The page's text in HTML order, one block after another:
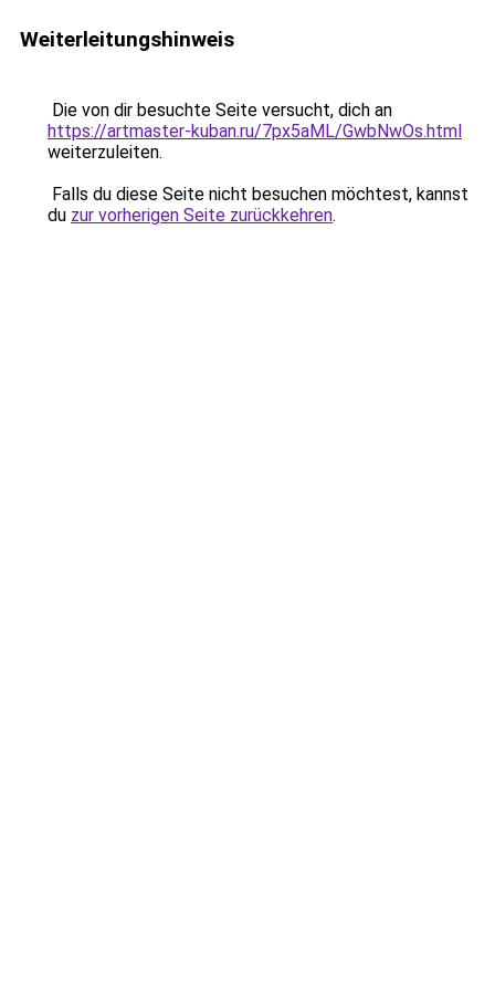
Weiterleitungshinweis
Die von dir besuchte Seite versucht, dich an
https://artmaster-kuban.ru/7px5aML/GwbNwOs.html
weiterzuleiten.
Falls du diese Seite nicht besuchen möchtest, kannst
du zur vorherigen Seite zurückkehren.